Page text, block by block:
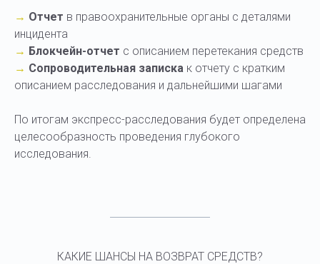
→ Отчет в правоохранительные органы с деталями
инцидента
→ Блокчейн-отчет с описанием перетекания средств
→ Сопроводительная записка к отчету с кратким
описанием расследования и дальнейшими шагами
По итогам экспресс-расследования будет определена
целесообразность проведения глубокого
исследования.
КАКИЕ ШАНСЫ НА ВОЗВРАТ СРЕДСТВ?